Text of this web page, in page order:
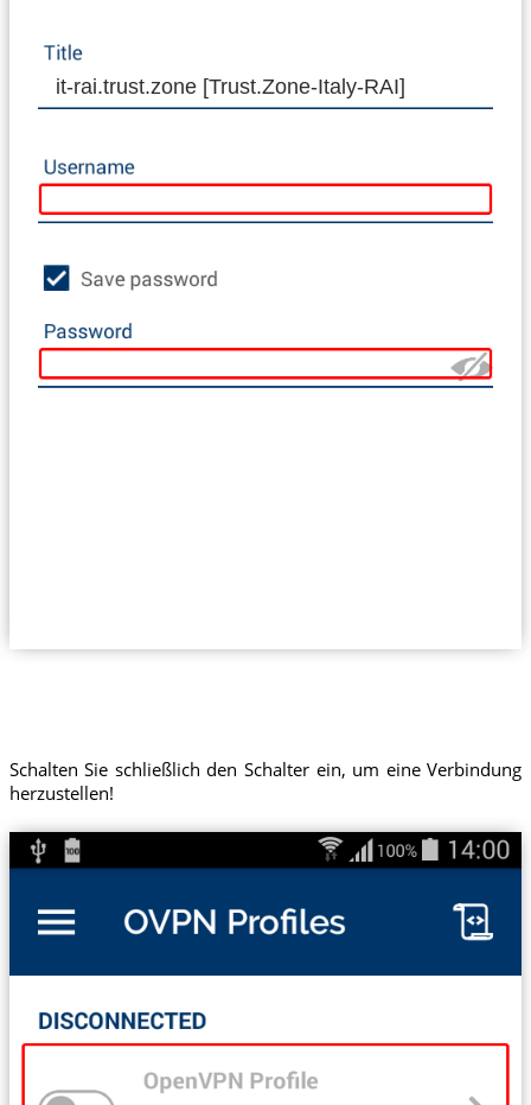
it-rai.trust.zone [Trust.Zone-Italy-RAI]
Schalten Sie schließlich den Schalter ein, um eine Verbindung
herzustellen!